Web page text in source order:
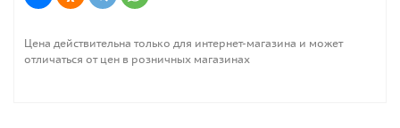
Цена действительна только для интернет-магазина и может
отличаться от цен в розничных магазинах